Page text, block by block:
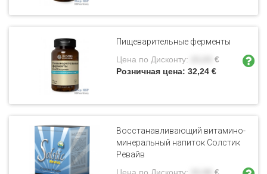
Пищеварительные ферменты
Цена по Дисконту:
€
Розничная цена:32,24 €
Восстанавливающий витамино-
минеральный напиток Солстик
Ревайв